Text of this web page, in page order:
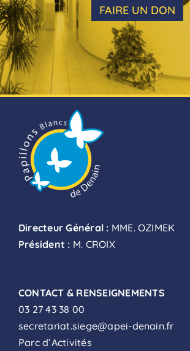
FAIRE UN DON
Directeur Général : MME. OZIMEK
Président : M. CROIX
CONTACT & RENSEIGNEMENTS
03 27 43 38 00
secretariat.siege@apei-denain.fr
Parc d’Activités